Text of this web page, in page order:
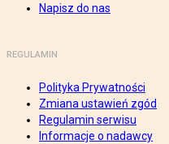
Napisz do nas
REGULAMIN
Polityka Prywatności
Zmiana ustawień zgód
Regulamin serwisu
Informacje o nadawcy